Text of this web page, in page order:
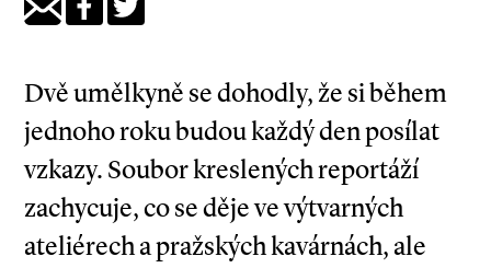
Dvě umělkyně se dohodly, že si během
jednoho roku budou každý den posílat
vzkazy. Soubor kreslených reportáží
zachycuje, co se děje ve výtvarných
ateliérech a pražských kavárnách, ale